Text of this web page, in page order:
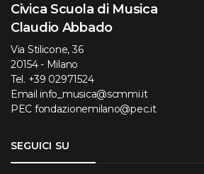
Civica Scuola di Musica
Claudio Abbado
Via Stilicone, 36
20154 - Milano
Tel. +39 02971524
Email info_musica@scmmi.it
PEC fondazionemilano@pec.it
SEGUICI SU